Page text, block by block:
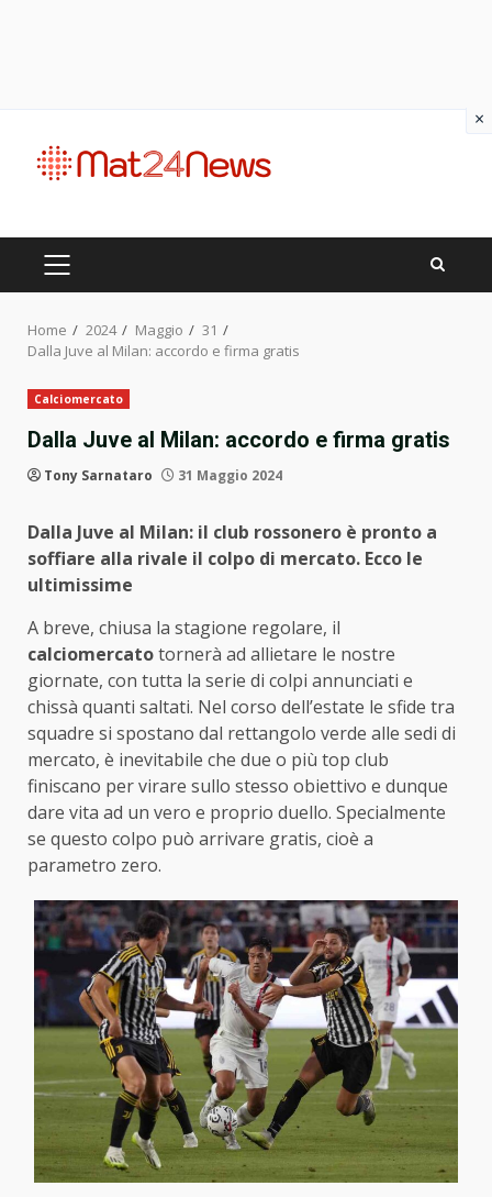
content
PRIMARY
MENU
Home 2024 Maggio
31
Dalla Juve al Milan: accordo e firma gratis
Calciomercato
Dalla Juve al Milan: accordo e firma gratis
Tony Sarnataro 31 Maggio 2024
Dalla Juve al Milan: il club rossonero è pronto a
soffiare alla rivale il colpo di mercato. Ecco le
ultimissime
A breve, chiusa la stagione regolare, il
calciomercatotornerà ad allietare le nostre
giornate, con tutta la serie di colpi annunciati e
chissà quanti saltati. Nel corso dell’estate le sfide tra
squadre si spostano dal rettangolo verde alle sedi di
mercato, è inevitabile che due o più top club
finiscano per virare sullo stesso obiettivo e dunque
dare vita ad un vero e proprio duello. Specialmente
se questo colpo può arrivare gratis, cioè a
parametro zero.
×